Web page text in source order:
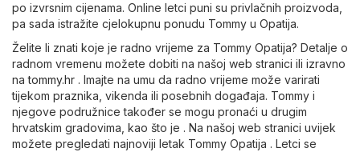
po izvrsnim cijenama. Online letci puni su privlačnih proizvoda,
pa sada istražite cjelokupnu ponudu Tommy u Opatija.
Želite li znati koje je radno vrijeme za Tommy Opatija? Detalje o
radnom vremenu možete dobiti na našoj web stranici ili izravno
natommy.hr . Imajte na umu da radno vrijeme može varirati
tijekom praznika, vikenda ili posebnih događaja. Tommy i
njegove podružnice također se mogu pronaći u drugim
hrvatskim gradovima, kao što je . Na našoj web stranici uvijek
možete pregledati najnoviji letak Tommy Opatija . Letci se